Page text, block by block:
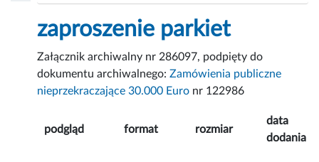
zaproszenie parkiet
Załącznik archiwalny nr 286097, podpięty do
dokumentu archiwalnego:Zamówienia publiczne
nieprzekraczające 30.000 Euro nr 122986
podgląd format rozmiar
data
dodania